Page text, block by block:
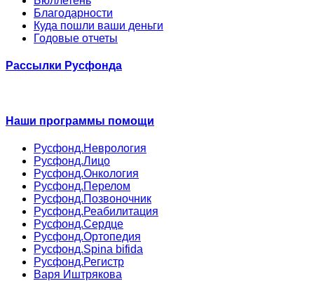
Благодарности
Куда пошли ваши деньги
Годовые отчеты
Рассылки Русфонда
Наши программы помощи
Русфонд.Неврология
Русфонд.Лицо
Русфонд.Онкология
Русфонд.Перелом
Русфонд.Позвоночник
Русфонд.Реабилитация
Русфонд.Сердце
Русфонд.Ортопедия
Русфонд.Spina bifida
Русфонд.Регистр
Варя Иштрякова